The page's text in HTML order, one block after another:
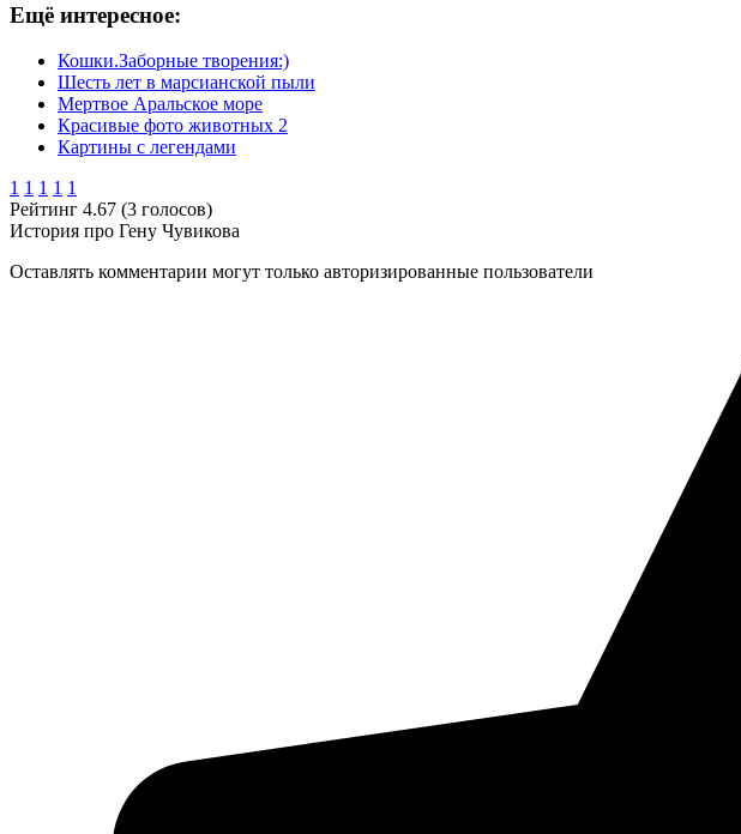
Ещё интересное:
Кошки.Заборные творения:)
Шесть лет в марсианской пыли
Мертвое Аральское море
Красивые фото животных 2
Картины с легендами
1 1 1 1 1
Рейтинг 4.67 (3 голосов)
История про Гену Чувикова
Оставлять комментарии могут только авторизированные пользователи